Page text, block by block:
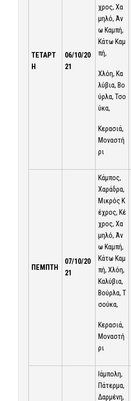
ΤΕΤΑΡΤ
Η
06/10/20
21
χρος, Χα
μηλό, Άν
ω Καμπή,
Κάτω Καμ
πή,
Χλόη, Κα
λύβια, Βο
ύρλα, Τσο
ύκα,
Κερασιά,
Μοναστή
ρι
ΠΕΜΠΤΗ
07/10/20
21
Κάμπος,
Χαράδρα,
Μικρός Κ
έχρος, Κέ
χρος, Χα
μηλό, Άν
ω Καμπή,
Κάτω Καμ
πή, Χλόη,
Καλύβια,
Βούρλα, Τ
σούκα,
Κερασιά,
Μοναστή
ρι
Ιάμπολη,
Πάτερμα,
Δαρμένη,